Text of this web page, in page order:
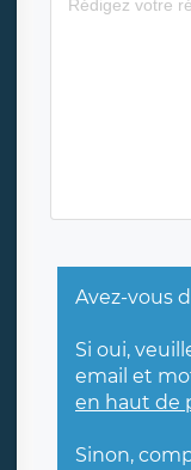
Avez-vous
Si oui,
email et
en haut de
Sinon,